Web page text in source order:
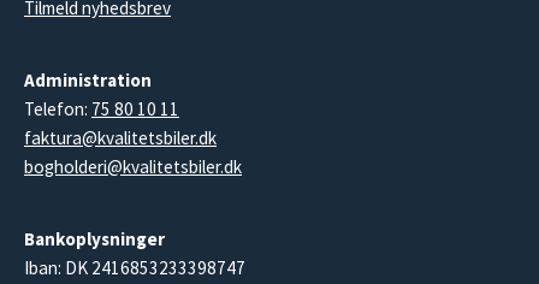
Tilmeld nyhedsbrev
Administration
Telefon: 75 80 10 11
faktura@kvalitetsbiler.dk
bogholderi@kvalitetsbiler.dk
Bankoplysninger
Iban: DK 2416853233398747